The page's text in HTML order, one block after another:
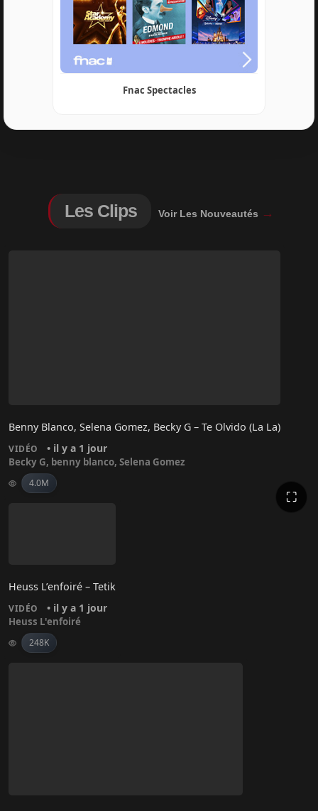
⛶
Fnac Spectacles
Les Clips Voir Les Nouveautés →
Benny Blanco, Selena Gomez, Becky G – Te Olvido (La La)
VIDÉO • il y a 1 jour
Becky G, benny blanco, Selena Gomez
4.0M
Heuss L’enfoiré – Tetik
VIDÉO • il y a 1 jour
Heuss L'enfoiré
248K